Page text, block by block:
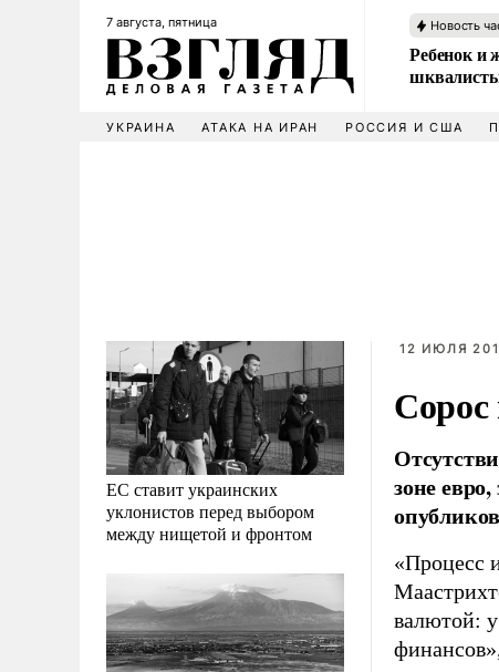
7 августа, пятница Новость
Ребенок и
УКРАИНА АТАКА НА ИРАН РОССИЯ И США
ЕС ставит украинских
уклонистов перед выбором
между нищетой и фронтом
12 ИЮЛЯ
Сорос
зоне
«Процесс
валютой: